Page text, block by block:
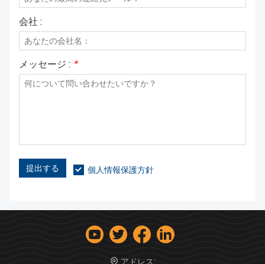
会社 :
メッセージ : *
提出する 個人情報保護方針